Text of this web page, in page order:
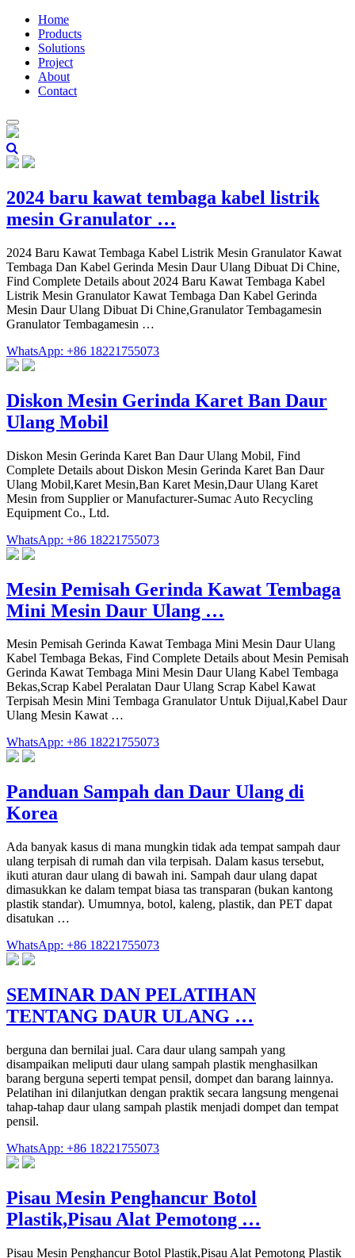
Home
Products
Solutions
Project
About
Contact
2024 baru kawat tembaga kabel listrik
mesin Granulator …
2024 Baru Kawat Tembaga Kabel Listrik Mesin Granulator Kawat
Tembaga Dan Kabel Gerinda Mesin Daur Ulang Dibuat Di Chine,
Find Complete Details about 2024 Baru Kawat Tembaga Kabel
Listrik Mesin Granulator Kawat Tembaga Dan Kabel Gerinda
Mesin Daur Ulang Dibuat Di Chine,Granulator Tembagamesin
Granulator Tembagamesin …
WhatsApp: +86 18221755073
Diskon Mesin Gerinda Karet Ban Daur
Ulang Mobil
Diskon Mesin Gerinda Karet Ban Daur Ulang Mobil, Find
Complete Details about Diskon Mesin Gerinda Karet Ban Daur
Ulang Mobil,Karet Mesin,Ban Karet Mesin,Daur Ulang Karet
Mesin from Supplier or Manufacturer-Sumac Auto Recycling
Equipment Co., Ltd.
WhatsApp: +86 18221755073
Mesin Pemisah Gerinda Kawat Tembaga
Mini Mesin Daur Ulang …
Mesin Pemisah Gerinda Kawat Tembaga Mini Mesin Daur Ulang
Kabel Tembaga Bekas, Find Complete Details about Mesin Pemisah
Gerinda Kawat Tembaga Mini Mesin Daur Ulang Kabel Tembaga
Bekas,Scrap Kabel Peralatan Daur Ulang Scrap Kabel Kawat
Terpisah Mesin Mini Tembaga Granulator Untuk Dijual,Kabel Daur
Ulang Mesin Kawat …
WhatsApp: +86 18221755073
Panduan Sampah dan Daur Ulang di
Korea
Ada banyak kasus di mana mungkin tidak ada tempat sampah daur
ulang terpisah di rumah dan vila terpisah. Dalam kasus tersebut,
ikuti aturan daur ulang di bawah ini. Sampah daur ulang dapat
dimasukkan ke dalam tempat biasa tas transparan (bukan kantong
plastik standar). Umumnya, botol, kaleng, plastik, dan PET dapat
disatukan …
WhatsApp: +86 18221755073
SEMINAR DAN PELATIHAN
TENTANG DAUR ULANG …
berguna dan bernilai jual. Cara daur ulang sampah yang
disampaikan meliputi daur ulang sampah plastik menghasilkan
barang berguna seperti tempat pensil, dompet dan barang lainnya.
Pelatihan ini dilanjutkan dengan praktik secara langsung mengenai
tahap-tahap daur ulang sampah plastik menjadi dompet dan tempat
pensil.
WhatsApp: +86 18221755073
Pisau Mesin Penghancur Botol
Plastik,Pisau Alat Pemotong …
Pisau Mesin Penghancur Botol Plastik,Pisau Alat Pemotong Plastik